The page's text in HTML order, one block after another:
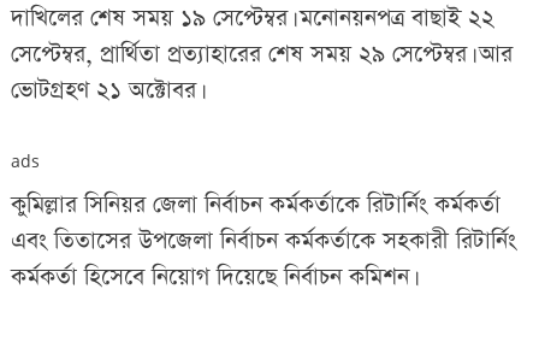
দাখিলের শেষ সময় ১৯ সেপ্টেম্বর। মনোনয়নপত্র বাছাই ২২
সেপ্টেম্বর, প্রার্থিতা প্রত্যাহারের শেষ সময় ২৯ সেপ্টেম্বর। আর
ভোটগ্রহণ ২১ অক্টোবর।
ads
কুমিল্লার সিনিয়র জেলা নির্বাচন কর্মকর্তাকে রিটার্নিং কর্মকর্তা
এবং তিতাসের উপজেলা নির্বাচন কর্মকর্তাকে সহকারী রিটার্নিং
কর্মকর্তা হিসেবে নিয়োগ দিয়েছে নির্বাচন কমিশন।